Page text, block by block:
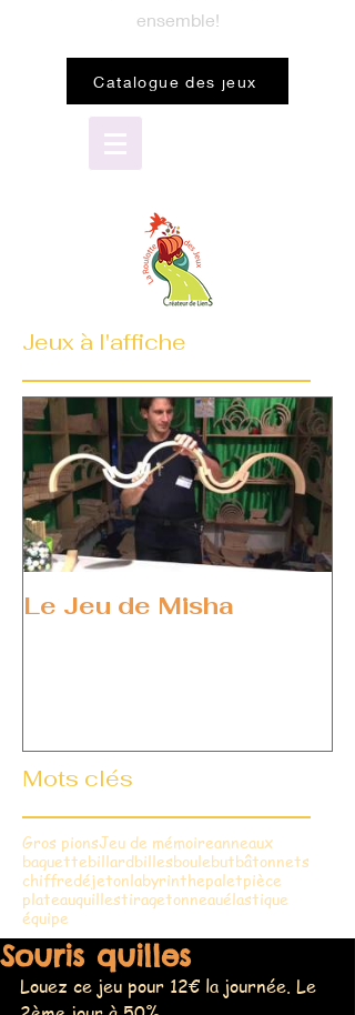
ensemble!
Catalogue des jeux
Jeux à l'affiche
Le Jeu de Misha
Mots clés
Gros pionsJeu de mémoireanneaux
baguettebillardbillesboulebutbâtonnets
chiffredéjetonlabyrinthepaletpièce
plateauquillestiragetonneauélastique
équipe
Souris quilles
Louez ce jeu pour 12€ la journée. Le